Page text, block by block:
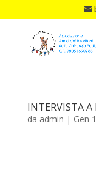
INTERVISTA
da admin | Gen